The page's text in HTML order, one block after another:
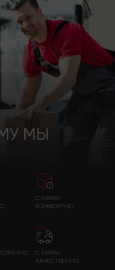
МЫ
С НАМИ
КОМФОРТНО
С НАМИ
КАЧЕСТВЕННО